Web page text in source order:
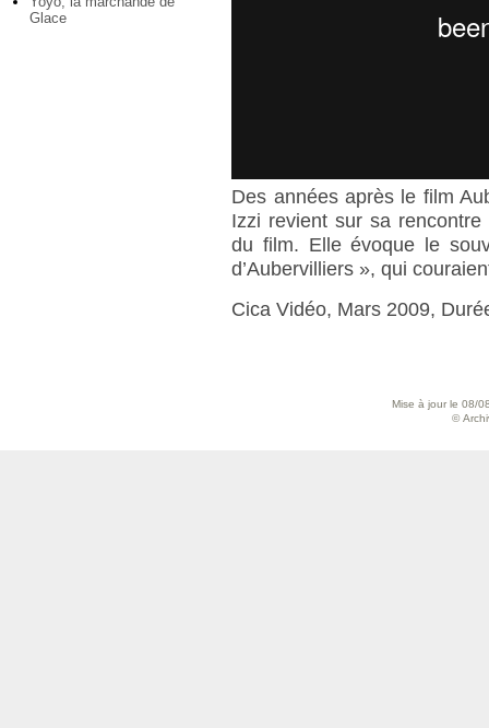
Glace
Des années après le film
Izzi revient sur sa
du film. Elle évoque le
d’Aubervilliers », qui
Cica Vidéo, Mars 2009,
Mise à jour le 08/
©